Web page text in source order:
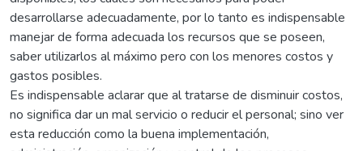
desarrollarse adecuadamente, por lo tanto es indispensable
manejar de forma adecuada los recursos que se poseen,
saber utilizarlos al máximo pero con los menores costos y
gastos posibles.
Es indispensable aclarar que al tratarse de disminuir costos,
no significa dar un mal servicio o reducir el personal; sino ver
esta reducción como la buena implementación,